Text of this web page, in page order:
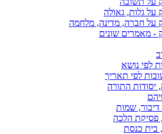
על גלות, גאולה
על חברה, מדינה, מלחמה
- מאמרים שונים
לפי נושא
לפי תאריך
יסודות התורה
שמות
פסיקת הלכה
בית כנסת